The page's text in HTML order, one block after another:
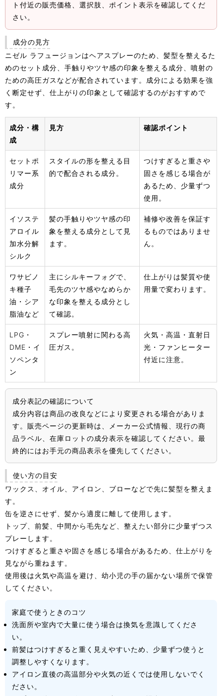
ト付近の販売価格、選択肢、ポイント表示を確認してくだ
さい。
成分の見方
ニゼル ラフュージョンはヘアスプレーのため、髪型を整えるた
めのセット成分、手触りやツヤ感の印象を整える成分、噴射の
ための高圧ガスなどが配合されています。成分による効果を強
く断定せず、仕上がりの印象として確認するのがおすすめで
す。
成分・構
成
見方 確認ポイント
セットポ
リマー系
成分
スタイルの形を整える目
的で配合される成分。
つけすぎると重さや
固さを感じる場合が
あるため、少量ずつ
使用。
イソステ
アロイル
加水分解
シルク
髪の手触りやツヤ感の印
象を整える成分として見
ます。
補修や改善を保証す
るものではありませ
ん。
ワサビノ
キ種子
油・シア
脂油など
主にシルキーフォグで、
毛先のツヤ感やなめらか
な印象を整える成分とし
て確認。
仕上がりは髪質や使
用量で変わります。
LPG・
DME・イ
ソペンタ
ン
スプレー噴射に関わる高
圧ガス。
火気・高温・直射日
光・ファンヒーター
付近に注意。
成分表記の確認について
成分内容は商品の改良などにより変更される場合がありま
す。販売ページの更新時は、メーカー公式情報、現行の商
品ラベル、在庫ロットの成分表示を確認してください。最
終的にはお手元の商品表示を優先してください。
使い方の目安
ワックス、オイル、アイロン、ブローなどで先に髪型を整えま
す。
缶を逆さにせず、髪から適度に離して使用します。
トップ、前髪、中間から毛先など、整えたい部分に少量ずつス
プレーします。
つけすぎると重さや固さを感じる場合があるため、仕上がりを
見ながら重ねます。
使用後は火気や高温を避け、幼小児の手の届かない場所で保管
してください。
家庭で使うときのコツ
洗面所や室内で大量に使う場合は換気を意識してくださ
い。
前髪はつけすぎると重く見えやすいため、少量ずつ使うと
調整しやすくなります。
アイロン直後の高温部分や火気の近くでは使用しないでく
ださい。